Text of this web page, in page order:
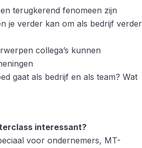
terugkerend fenomeen zijn
je verder kan om als bedrijf verder
collega’s kunnen
gaat als bedrijf en als team? Wat
interessant?
voor ondernemers, MT-